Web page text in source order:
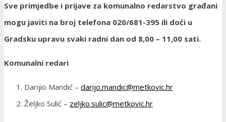
Sve primjedbe i prijave za komunalno redarstvo građani
mogu javiti na broj telefona 020/681-395 ili doći u
Gradsku upravu svaki radni dan od 8,00 – 11,00 sati.
Komunalni redari
Darijio Mandić – darijo.mandic@metkovic.hr
Željko Sulić – zeljko.sulic@metkovic.hr